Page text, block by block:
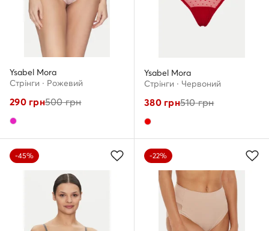
Ysabel Mora
Стрінги · Рожевий
290грн500грн
Ysabel Mora
Стрінги · Червоний
380грн510грн
-45% -22%